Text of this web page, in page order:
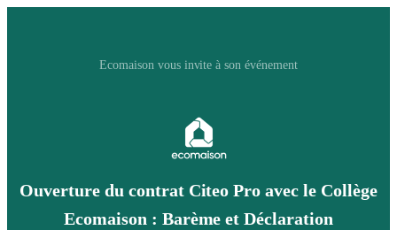
Ecomaison vous invite à son événement
Ouverture du contrat Citeo Pro avec le Collège
Ecomaison : Barème et Déclaration